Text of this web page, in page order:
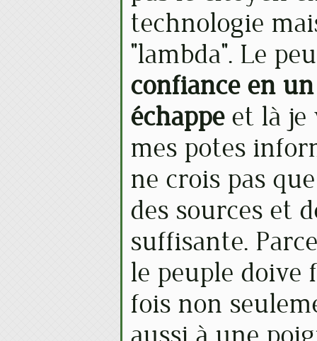
technologie
"lambda". Le
confiance en
échappe et là je
mes potes
ne crois pas
des sources et
suffisante.
le peuple doive
fois non